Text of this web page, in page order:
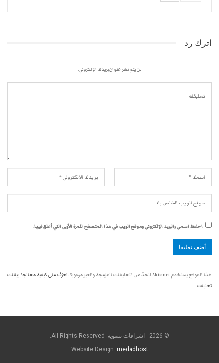
اترك رد
لن يتم نشر عنوان بريدك الإلكتروني.
احفظ اسمي والبريد الإلكتروني وموقع الويب في هذا المتصفح للمرة الأولى التي أعلق فيها.
هذا الموقع يستخدم Akismet للحدّ من التعليقات المزعجة والغير مرغوبة.
تعرّف على كيفية معالجة بيانات
تعليقك.
© 2026 - اشراقات تنموية. All Rights Reserved.
Website Design: medadhost